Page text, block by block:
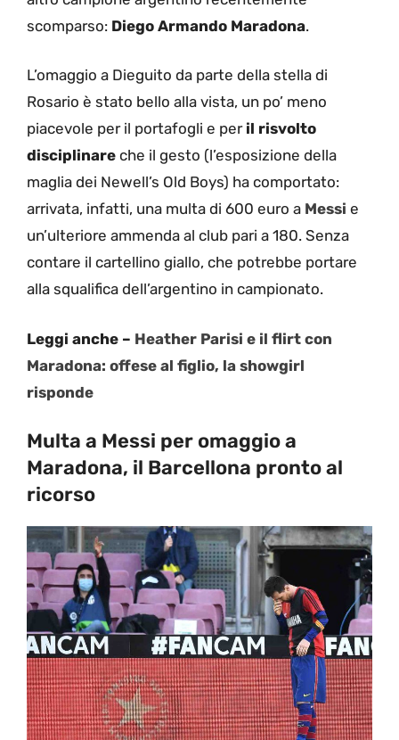
scomparso: Diego Armando Maradona.
L’omaggio a Dieguito da parte della stella di
Rosario è stato bello alla vista, un po’ meno
piacevole per il portafogli e per il risvolto
disciplinare che il gesto (l’esposizione della
maglia dei Newell’s Old Boys) ha comportato:
arrivata, infatti, una multa di 600 euro a Messi e
un’ulteriore ammenda al club pari a 180. Senza
contare il cartellino giallo, che potrebbe portare
alla squalifica dell’argentino in campionato.
Leggi anche – Heather Parisi e il flirt con
Maradona: offese al figlio, la showgirl
risponde
Multa a Messi per omaggio a
Maradona, il Barcellona pronto al
ricorso